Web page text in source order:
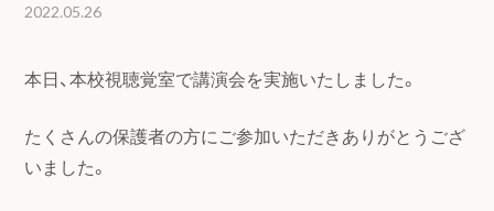
2022.05.26
本日、本校視聴覚室で講演会を実施いたしました。
たくさんの保護者の方にご参加いただきありがとうござ
いました。